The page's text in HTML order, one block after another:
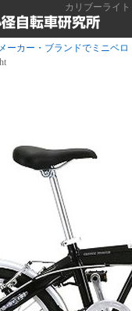
カリブーライ
メーカー・ブランドでミニベロ